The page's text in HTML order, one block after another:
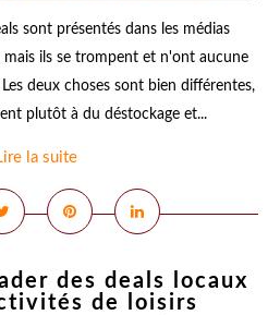
sont présentés dans les médias
mais ils se trompent et n'ont aucune
deux choses sont bien différentes,
plutôt à du déstockage et...
la suite
des deals locaux
de loisirs